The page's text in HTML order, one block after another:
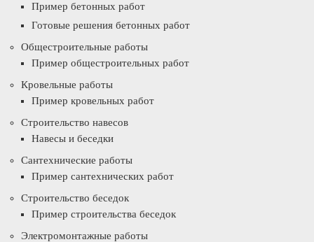
Пример бетонных работ
Готовые решения бетонных работ
Общестроительные работы
Пример общестроительных работ
Кровельные работы
Пример кровельных работ
Строительство навесов
Навесы и беседки
Сантехнические работы
Пример сантехнических работ
Строительство беседок
Пример строительства беседок
Электромонтажные работы